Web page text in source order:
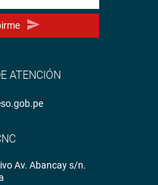
ATENCIÓN
Av. Abancay s/n.